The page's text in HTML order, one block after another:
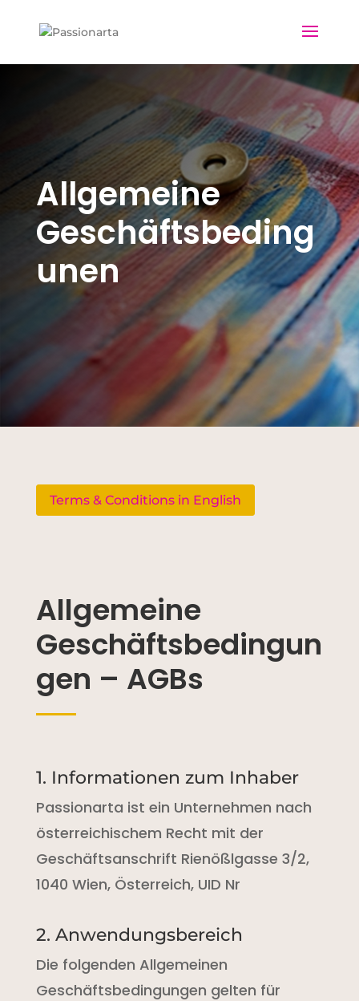
Allgemeine
Geschäftsbeding
unen
Terms & Conditions in English
Allgemeine
Geschäftsbedingun
gen – AGBs
1. Informationen zum Inhaber
Passionarta ist ein Unternehmen nach
österreichischem Recht mit der
Geschäftsanschrift Rienößlgasse 3/2,
1040 Wien, Österreich, UID Nr
2. Anwendungsbereich
Die folgenden Allgemeinen
Geschäftsbedingungen gelten für